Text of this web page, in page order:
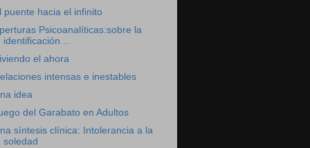
puente hacia el infinito
Psicoanalíticas:sobre la
identificación ...
el ahora
intensas e inestables
idea
del Garabato en Adultos
síntesis clínica: Intolerancia a la
soledad